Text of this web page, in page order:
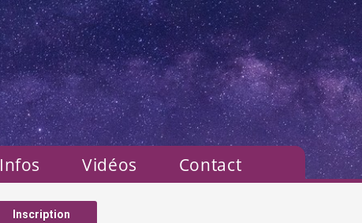
Infos Vidéos Contact
Inscription